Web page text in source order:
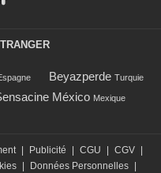
Beyazperde Turquie
México Mexique
| Publicité | CGU | CGV |
| Données Personnelles |